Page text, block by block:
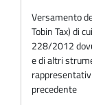
Versamento
Tobin Tax) di
228/2012
e di altri
precedente